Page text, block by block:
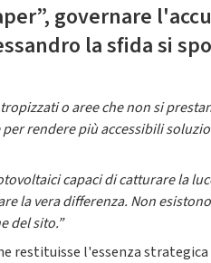
governare
la sfida si
o aree che non si
rendere più accessibili
capaci di catturare la
la vera differenza. Non
del sito.”
restituisse l'essenza strategica